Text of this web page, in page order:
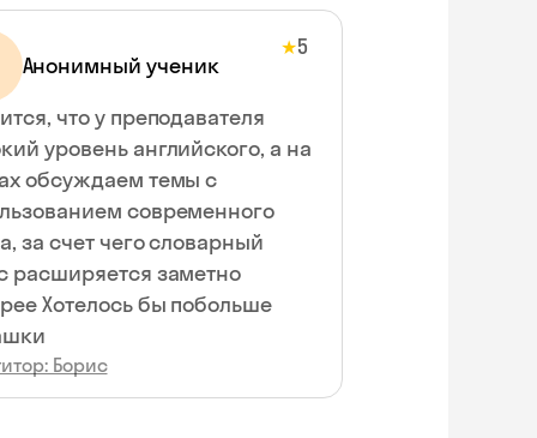
Анонимный ученик
★5
что у преподавателя
уровень английского, а на
обсуждаем темы с
современного
за счет чего словарный
расширяется заметно
бы побольше
Борис